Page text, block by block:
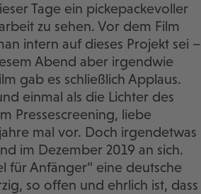
Tage ein pickepackevoller
zu sehen. Vor dem Film
intern auf dieses Projekt sei –
Abend aber irgendwie
gab es schließlich Applaus.
einmal als die Lichter des
Pressescreening, liebe
mal vor. Doch irgendetwas
im Dezember 2019 an sich.
für Anfänger“ eine deutsche
so offen und ehrlich ist, dass